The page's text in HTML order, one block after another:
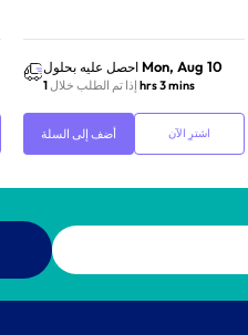
احصل عليه بحلول Mon, Aug 10
إذا تم الطلب خلال 1 hrs 3 mins
أضف إلى السلة اشترِ الآن